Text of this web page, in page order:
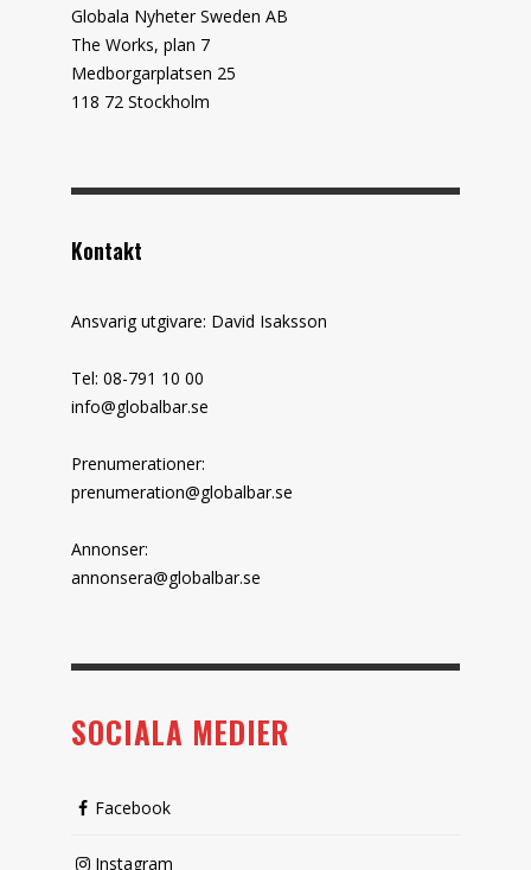
Globala Nyheter Sweden AB
The Works, plan 7
Medborgarplatsen 25
118 72 Stockholm
Kontakt
Ansvarig utgivare: David Isaksson
Tel: 08-791 10 00
info@globalbar.se
Prenumerationer:
prenumeration@globalbar.se
Annonser:
annonsera@globalbar.se
SOCIALA MEDIER
Facebook
Instagram